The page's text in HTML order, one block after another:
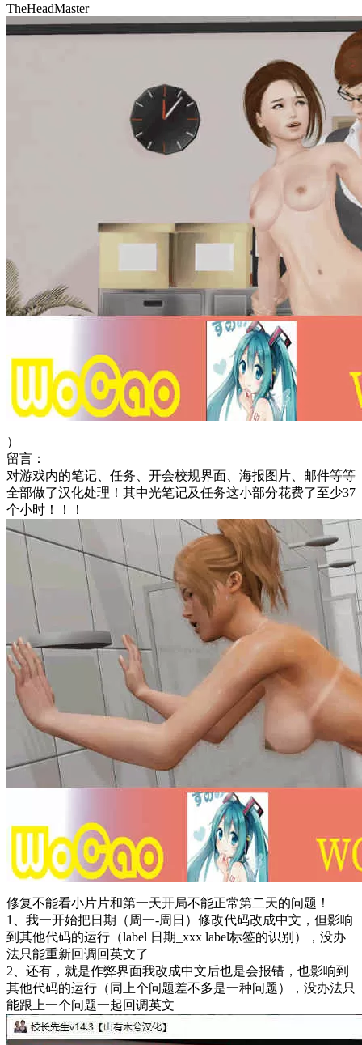
TheHeadMaster
）
留言：
对游戏内的笔记、任务、开会校规界面、海报图片、邮件等等
全部做了汉化处理！其中光笔记及任务这小部分花费了至少37
个小时！！！
修复不能看小片片和第一天开局不能正常第二天的问题！
1、我一开始把日期（周一-周日）修改代码改成中文，但影响
到其他代码的运行（label 日期_xxx label标签的识别），没办
法只能重新回调回英文了
2、还有，就是作弊界面我改成中文后也是会报错，也影响到
其他代码的运行（同上个问题差不多是一种问题），没办法只
能跟上一个问题一起回调英文